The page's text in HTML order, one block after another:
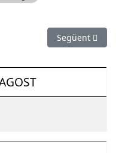
una campanya a les
Article
Següent